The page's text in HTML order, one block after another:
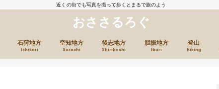
近くの街でも写真を撮って歩くとまるで旅のよう
おささるろぐ
石狩地方
Ishikari
空知地方
Sorachi
後志地方
Shiribeshi
胆振地方
Iburi
登山
Hiking